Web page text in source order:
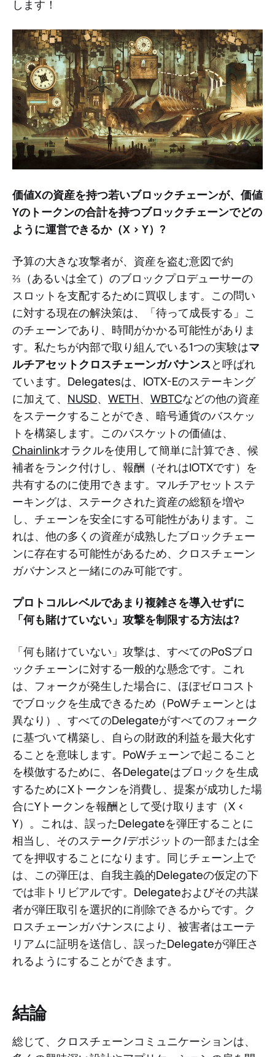
します！
価値Xの資産を持つ若いブロックチェーンが、価値
Yのトークンの合計を持つブロックチェーンでどの
ように運営できるか（X > Y）?
予算の大きな攻撃者が、資産を盗む意図で約
⅔（あるいは全て）のブロックプロデューサーの
スロットを支配するために買収します。この問い
に対する現在の解決策は、「待って成長する」こ
のチェーンであり、時間がかかる可能性がありま
す。私たちが内部で取り組んでいる1つの実験はマ
ルチアセットクロスチェーンガバナンスと呼ばれ
ています。Delegatesは、IOTX-Eのステーキング
に加えて、 NUSD、 WETH、 WBTCなどの他の資産
をステークすることができ、暗号通貨のバスケッ
トを構築します。このバスケットの価値は、
Chainlinkオラクルを使用して簡単に計算でき、候
補者をランク付けし、報酬（それはIOTXです）を
共有するのに使用できます。マルチアセットステ
ーキングは、ステークされた資産の総額を増や
し、チェーンを安全にする可能性があります。こ
れは、他の多くの資産が成熟したブロックチェー
ンに存在する可能性があるため、クロスチェーン
ガバナンスと一緒にのみ可能です。
プロトコルレベルであまり複雑さを導入せずに
「何も賭けていない」攻撃を制限する方法は?
「何も賭けていない」攻撃は、すべてのPoSブロ
ックチェーンに対する一般的な懸念です。これ
は、フォークが発生した場合に、ほぼゼロコスト
でブロックを生成できるため（PoWチェーンとは
異なり）、すべてのDelegateがすべてのフォーク
に基づいて構築し、自らの財政的利益を最大化す
ることを意味します。PoWチェーンで起こること
を模倣するために、各Delegateはブロックを生成
するためにXトークンを消費し、提案が成功した場
合にYトークンを報酬として受け取ります（X <
Y）。これは、誤ったDelegateを弾圧することに
相当し、そのステーク/デポジットの一部または全
てを押収することになります。同じチェーン上で
は、この弾圧は、自我主義的Delegateの仮定の下
では非トリビアルです。Delegateおよびその共謀
者が弾圧取引を選択的に削除できるからです。ク
ロスチェーンガバナンスにより、被害者はエーテ
リアムに証明を送信し、誤ったDelegateが弾圧さ
れるようにすることができます。
結論
総じて、クロスチェーンコミュニケーションは、